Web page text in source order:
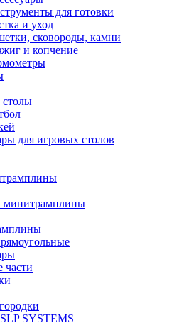
для готовки
и уход
сковороды, камни
и копчение
для игровых столов
минитрамплины
части
SYSTEMS